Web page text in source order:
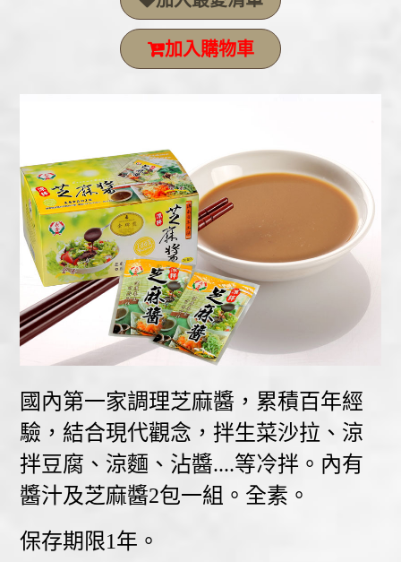
國內第一家調理芝麻醬，累積百年經
驗，結合現代觀念，拌生菜沙拉、涼
拌豆腐、涼麵、沾醬....等冷拌。內有
醬汁及芝麻醬2包一組。全素。
保存期限1年。